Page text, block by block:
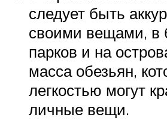
следует быть
своими вещами, в
парков и на
масса обезьян,
легкостью могут
личные вещи.